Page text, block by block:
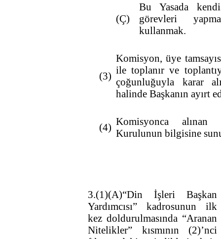
(Ç)
Bu Yasada
görevleri
kullanmak.
(3)
Komisyon, üye
ile toplanır ve
çoğunluğuyla karar
halinde Başkanın ayırt
(4)
Komisyonca alınan
Kurulunun bilgisine
3.(1)(A)“Din İşleri Başkan
Yardımcısı” kadrosunun ilk
kez doldurulmasında “Aranan
Nitelikler” kısmının (2)’nci